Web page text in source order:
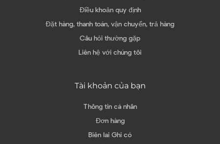
Điều khoản quy định
Đặt hàng, thanh toán, vận chuyển, trả hàng
Câu hỏi thường gặp
Liên hệ với chúng tôi
Tài khoản của bạn
Thông tin cá nhân
Đơn hàng
Biên lai Ghi có